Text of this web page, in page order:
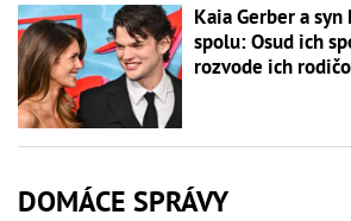
Kaia Gerber a syn
spolu: Osud ich
rozvode ich
DOMÁCE SPRÁVY